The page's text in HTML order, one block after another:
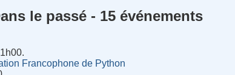
le passé - 15 événements
Francophone de Python